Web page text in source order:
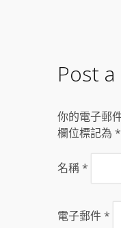
Post
你的電子郵
欄位標記為 *
名稱*
電子郵件*